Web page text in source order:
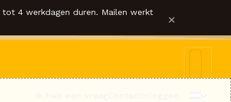
4 werkdagen duren. Mailen werkt ×